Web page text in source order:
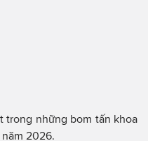
trong những bom tấn khoa
2026.